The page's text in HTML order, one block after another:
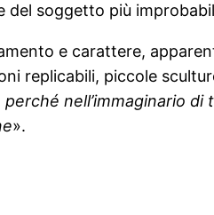
del soggetto più
e carattere,
replicabili, piccole
nell’immaginario
».